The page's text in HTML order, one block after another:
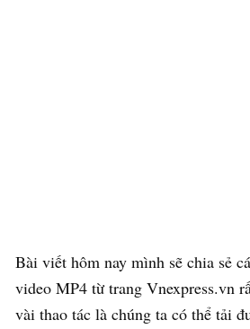
Bài viết hôm nay mình sẽ chia sẻ
video MP4 từ trang Vnexpress.vn
vài thao tác là chúng ta có thể tải